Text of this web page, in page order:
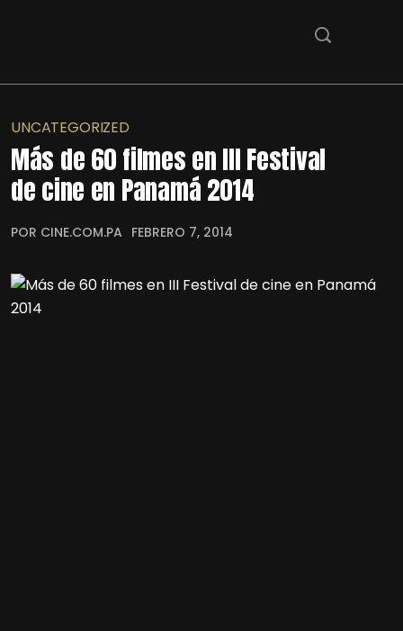
UNCATEGORIZED
Más de 60 filmes en III Festival
de cine en Panamá 2014
POR CINE.COM.PA FEBRERO 7, 2014